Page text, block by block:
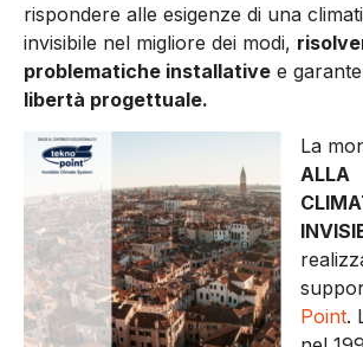
rispondere alle esigenze di una
invisibile nel migliore dei modi,
problematiche installative e
libertà progettuale.
La
ALLA
Point.